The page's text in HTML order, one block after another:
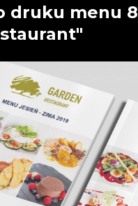
druku menu 8